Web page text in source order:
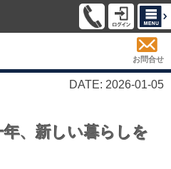
お問合せ
DATE: 2026-01-05
年、新しい暮らしを